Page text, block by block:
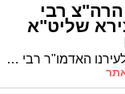
הרה"צ רבי
שליט"א
באופן נדיר: הגיע לעירנו האדמו"ר רבי ברוך אבוחצירא כדי לנחם את משפחתו של בנש"ק הרה"צ רבי אליהו אבוחצירא זצ"ל